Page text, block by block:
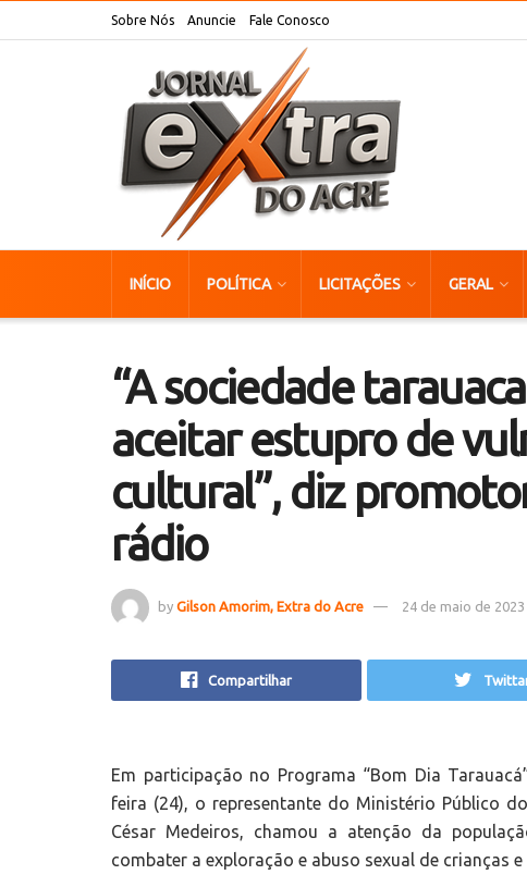
Sobre Nós Anuncie Fale Conosco
INÍCIO POLÍTICA LICITAÇÕES GERAL
“A sociedade
aceitar estupro de
cultural”, diz
rádio
by Gilson Amorim, Extra do Acre 24 de maio de 2023
Compartilhar
Em participação no Programa “Bom Dia
feira (24), o representante do Ministério Público
César Medeiros, chamou a atenção da
combater a exploração e abuso sexual de crianças